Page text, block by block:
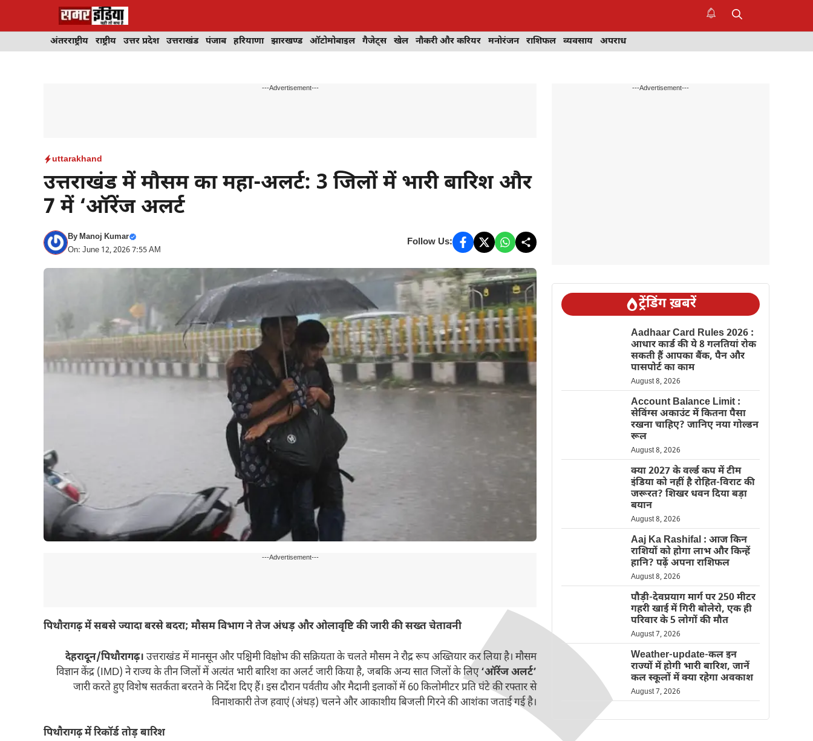
अंतरराष्ट्रीय राष्ट्रीय उत्तर प्रदेश उत्तराखंड पंजाब हरियाणा झारखण्ड ऑटोमोबाइल गैजेट्स खेल नौकरी और करियर मनोरंजन राशिफल व्यवसाय अपराध
---Advertisement---
uttarakhand
उत्तराखंड में मौसम का महा-अलर्ट: 3 जिलों में भारी बारिश और
7 में ‘ऑरेंज अलर्ट
ByManoj Kumar
On: June 12, 2026 7:55 AM
Follow Us:
---Advertisement---
पिथौरागढ़ में सबसे ज्यादा बरसे बदरा; मौसम विभाग ने तेज अंधड़ और ओलावृष्टि की जारी की सख्त चेतावनी
देहरादून/पिथौरागढ़। उत्तराखंड में मानसून और पश्चिमी विक्षोभ की सक्रियता के चलते मौसम ने रौद्र रूप अख्तियार कर लिया है। मौसम
विज्ञान केंद्र (IMD) ने राज्य के तीन जिलों में अत्यंत भारी बारिश का अलर्ट जारी किया है, जबकि अन्य सात जिलों के लिए‘ऑरेंज अलर्ट’
जारी करते हुए विशेष सतर्कता बरतने के निर्देश दिए हैं। इस दौरान पर्वतीय और मैदानी इलाकों में 60 किलोमीटर प्रति घंटे की रफ्तार से
विनाशकारी तेज हवाएं (अंधड़) चलने और आकाशीय बिजली गिरने की आशंका जताई गई है।
पिथौरागढ़ में रिकॉर्ड तोड़ बारिश
---Advertisement---
ट्रेंडिंग ख़बरें
Aadhaar Card Rules 2026 :
आधार कार्ड की ये 8 गलतियां रोक
सकती हैं आपका बैंक, पैन और
पासपोर्ट का काम
August 8, 2026
Account Balance Limit :
सेविंग्स अकाउंट में कितना पैसा
रखना चाहिए? जानिए नया गोल्डन
रूल
August 8, 2026
क्या 2027 के वर्ल्ड कप में टीम
इंडिया को नहीं है रोहित-विराट की
जरूरत? शिखर धवन दिया बड़ा
बयान
August 8, 2026
Aaj Ka Rashifal : आज किन
राशियों को होगा लाभ और किन्हें
हानि? पढ़ें अपना राशिफल
August 8, 2026
पौड़ी-देवप्रयाग मार्ग पर 250 मीटर
गहरी खाई में गिरी बोलेरो, एक ही
परिवार के 5 लोगों की मौत
August 7, 2026
Weather-update-कल इन
राज्यों में होगी भारी बारिश, जानें
कल स्कूलों में क्या रहेगा अवकाश
August 7, 2026